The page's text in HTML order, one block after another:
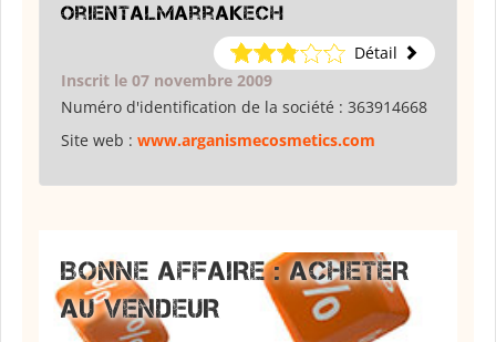
orientalmarrakech
Détail
Inscrit le 07 novembre 2009
Numéro d'identification de la société : 363914668
Site web : www.arganismecosmetics.com
BONNE AFFAIRE : ACHETER
AU VENDEUR